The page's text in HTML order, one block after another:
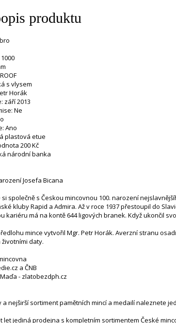
produktu
s vlysem
Horák
září 2013
Ne
Ano
plastová etue
200 Kč
národní banka
Josefa Bicana
společně s Českou mincovnou 100. narození
kluby Rapid a Admira. Až v roce 1937 přestoupil do
kariéru má na kontě 644 ligových branek. Když ukončil
mince vytvořil Mgr. Petr Horák. Averzní stranu
daty.
a ČNB
- zlatobezdph.cz
a nejširší sortiment pamětních mincí a medailí naleznete
let jediná prodejna s kompletním sortimentem České